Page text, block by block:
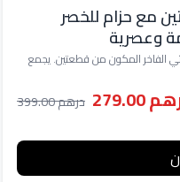
مع حزام للخصر
وعصرية
الفاخر المكون من قطعتين. يجمع
279.00 درهم 399.00